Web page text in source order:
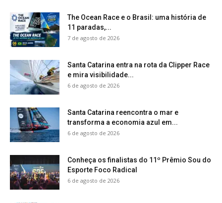
The Ocean Race e o Brasil: uma história de
11 paradas,...
7 de agosto de 2026
Santa Catarina entra na rota da Clipper Race
e mira visibilidade...
6 de agosto de 2026
Santa Catarina reencontra o mar e
transforma a economia azul em...
6 de agosto de 2026
Conheça os finalistas do 11º Prêmio Sou do
Esporte Foco Radical
6 de agosto de 2026